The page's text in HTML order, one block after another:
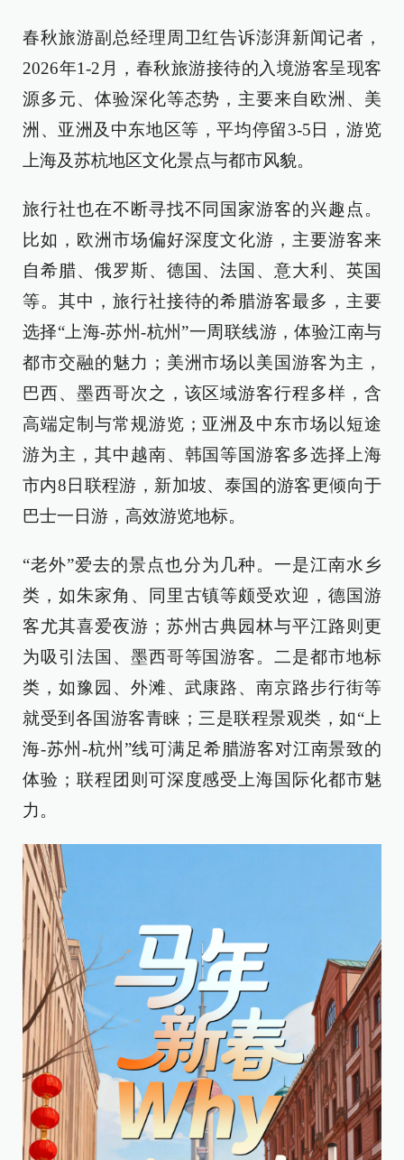
春秋旅游副总经理周卫红告诉澎湃新闻记者，
2026年1-2月，春秋旅游接待的入境游客呈现客
源多元、体验深化等态势，主要来自欧洲、美
洲、亚洲及中东地区等，平均停留3-5日，游览
上海及苏杭地区文化景点与都市风貌。
旅行社也在不断寻找不同国家游客的兴趣点。
比如，欧洲市场偏好深度文化游，主要游客来
自希腊、俄罗斯、德国、法国、意大利、英国
等。其中，旅行社接待的希腊游客最多，主要
选择“上海-苏州-杭州”一周联线游，体验江南与
都市交融的魅力；美洲市场以美国游客为主，
巴西、墨西哥次之，该区域游客行程多样，含
高端定制与常规游览；亚洲及中东市场以短途
游为主，其中越南、韩国等国游客多选择上海
市内8日联程游，新加坡、泰国的游客更倾向于
巴士一日游，高效游览地标。
“老外”爱去的景点也分为几种。一是江南水乡
类，如朱家角、同里古镇等颇受欢迎，德国游
客尤其喜爱夜游；苏州古典园林与平江路则更
为吸引法国、墨西哥等国游客。二是都市地标
类，如豫园、外滩、武康路、南京路步行街等
就受到各国游客青睐；三是联程景观类，如“上
海-苏州-杭州”线可满足希腊游客对江南景致的
体验；联程团则可深度感受上海国际化都市魅
力。